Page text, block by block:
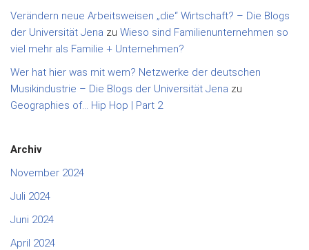
Verändern neue Arbeitsweisen „die“ Wirtschaft? – Die Blogs
der Universität Jena zu Wieso sind Familienunternehmen so
viel mehr als Familie + Unternehmen?
Wer hat hier was mit wem? Netzwerke der deutschen
Musikindustrie – Die Blogs der Universität Jena zu
Geographies of… Hip Hop | Part 2
Archiv
November 2024
Juli 2024
Juni 2024
April 2024